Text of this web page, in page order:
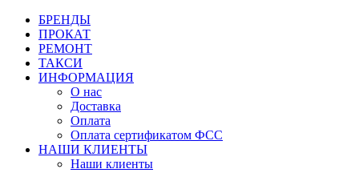
БРЕНДЫ
ПРОКАТ
РЕМОНТ
ТАКСИ
ИНФОРМАЦИЯ
О нас
Доставка
Оплата
Оплата сертификатом ФСС
НАШИ КЛИЕНТЫ
Наши клиенты